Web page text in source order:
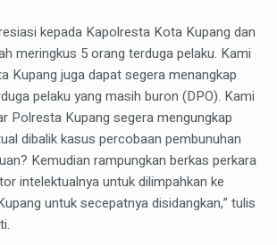
kepada Kapolresta Kota Kupang dan
meringkus 5 orang terduga pelaku. Kami
Kupang juga dapat segera menangkap
pelaku yang masih buron (DPO). Kami
Polresta Kupang segera mengungkap
dibalik kasus percobaan pembunuhan
Kemudian rampungkan berkas perkara
intelektualnya untuk dilimpahkan ke
untuk secepatnya disidangkan,” tulis